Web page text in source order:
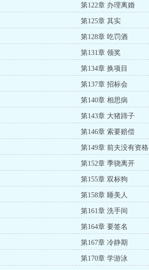
第122章 办理离婚
第125章 其实
第128章 吃罚酒
第131章 领奖
第134章 换项目
第137章 招标会
第140章 相思病
第143章 大猪蹄子
第146章 索要赔偿
第149章 前夫没有资格
第152章 季骁离开
第155章 双标狗
第158章 睡美人
第161章 洗手间
第164章 要签名
第167章 冷静期
第170章 学游泳